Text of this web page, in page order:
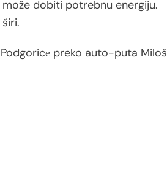
dobiti potrebnu energiju.
preko auto-puta Miloš